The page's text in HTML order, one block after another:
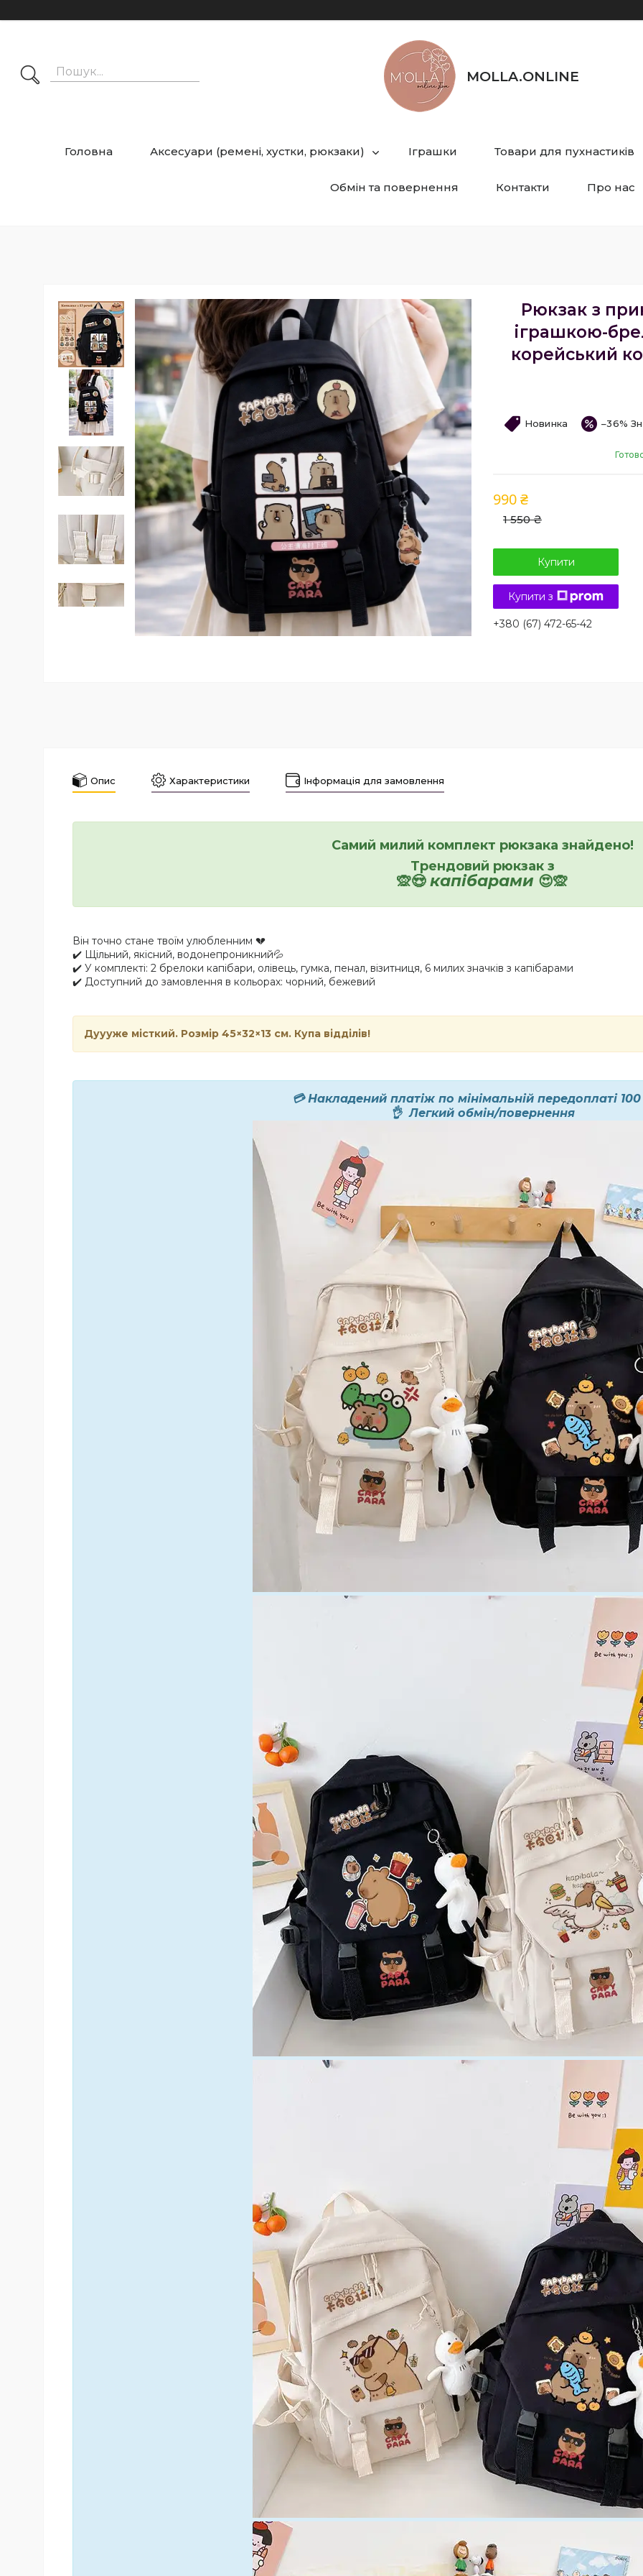
MOLLA.ONLINE
Головна Аксесуари (ремені, хустки, рюкзаки) Іграшки Товари для пухнастиків
Обмін та повернення Контакти Про нас
Рюкзак з
іграшкою-
корейський
Новинка –36%
1 550 ₴
990 ₴
Купити
Купити з
+380 (67) 472-65-42
Опис Характеристики Інформація для замовлення
Самий милий комплект рюкзака знайдено!
Трендовий рюкзак з
🙊😍 капібарами 😍🙊
Він точно стане твоїм улюбленним 💔
✔️ Щільний, якісний, водонепроникний💦
✔️ У комплекті: 2 брелоки капібари, олівець, гумка, пенал, візитниця, 6 милих значків з капібарами
✔️ Доступний до замовлення в кольорах: чорний, бежевий
Дуууже місткий. Розмір 45×32×13 см. Купа відділів!
💳 Накладений платіж по мінімальній передоплаті
👌 Легкий обмін/повернення